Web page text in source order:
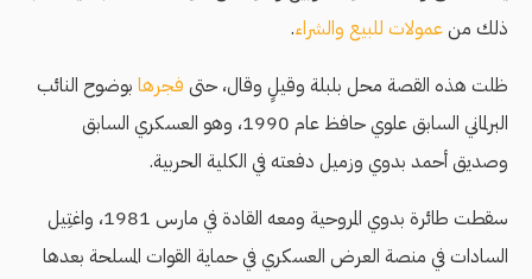
ذلك منعمولات للبيع والشراء.
ظلت هذه القصة محل بلبلة وقيلٍ وقال، حتى فجرها بوضوح النائب
البرلماني السابق علوي حافظ عام 1990، وهو العسكري السابق
وصديق أحمد بدوي وزميل دفعته في الكلية الحربية.
سقطت طائرة بدوي المروحية ومعه القادة في مارس 1981، واغتِيل
السادات في منصة العرض العسكري في حماية القوات المسلحة بعدها